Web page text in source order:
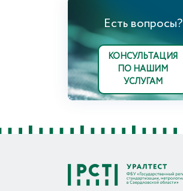
Есть вопросы?
КОНСУЛЬТАЦИЯ
ПО НАШИМ
УСЛУГАМ